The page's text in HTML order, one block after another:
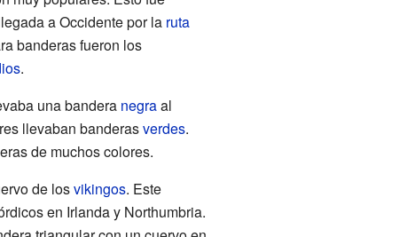
a Occidente por la ruta
banderas fueron los
.
una bandera negraal
llevaban banderasverdes.
de muchos colores.
de losvikingos. Este
en Irlanda y Northumbria.